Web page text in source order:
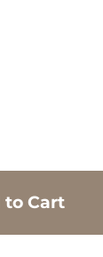
to Cart